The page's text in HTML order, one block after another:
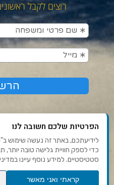
רוצים לקבל
תנאי שימוש
פנו
הפרטיות שלכם חשובה לנו
כדי לספק חוויית גלישה טובה יותר,
סטטיסטיים. למידע נוסף עיינו
קראתי ואני מאשר